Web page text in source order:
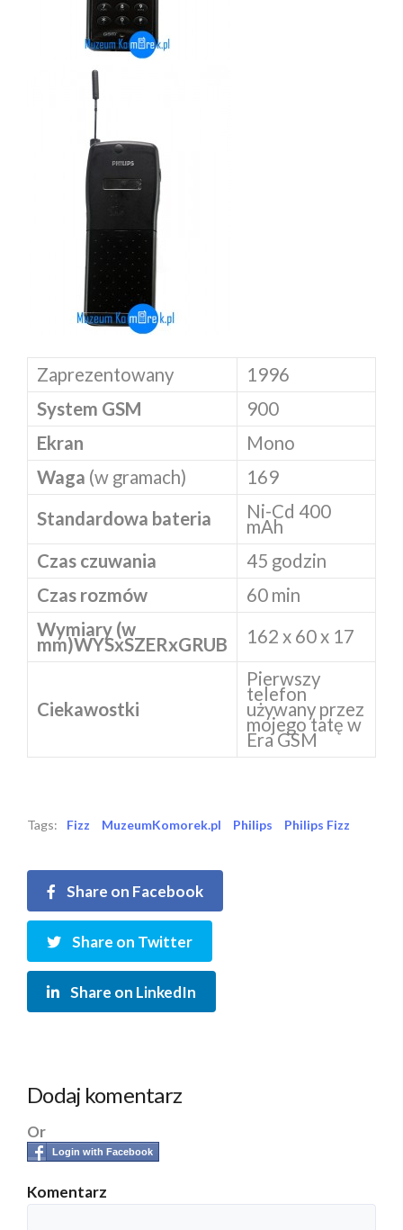
Zaprezentowany
1996
System GSM
900
Ekran
Mono
Waga (w gramach)
169
Standardowa bateria
Ni-Cd 400
mAh
Czas czuwania
45 godzin
Czas rozmów
60 min
Wymiary (w
mm)WYSxSZERxGRUB 162 x 60 x 17
Ciekawostki
Pierwszy
telefon
używany przez
mojego tatę w
Era GSM
Tags: Fizz MuzeumKomorek.pl Philips Philips Fizz
Share on Facebook
Share on Twitter
Share on LinkedIn
Dodaj komentarz
Or
Login with Facebook
Komentarz